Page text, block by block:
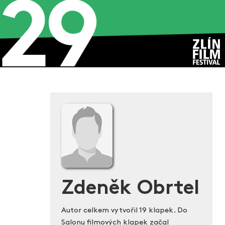
Zdeněk Obrtel
Autor celkem vytvořil 19 klapek. Do
Salonu filmových klapek začal